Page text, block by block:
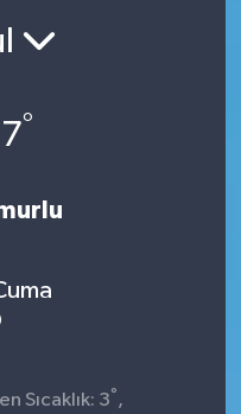
7°
Sıcaklık: 3° ,